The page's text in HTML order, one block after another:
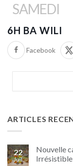
SAMEDI
6H BA WILI
Facebook
ARTICLES
22
Juil
Nouvelle
Irrésistible